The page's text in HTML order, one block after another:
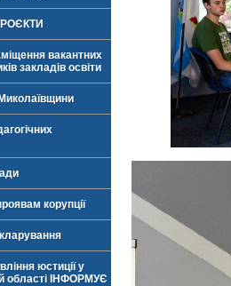
вакантних
закладів освіти
корупції
юстиції у
області ІНФОРМУЄ